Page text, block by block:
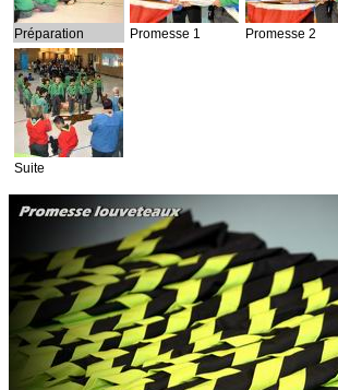
Préparation Promesse 1 Promesse 2
Suite